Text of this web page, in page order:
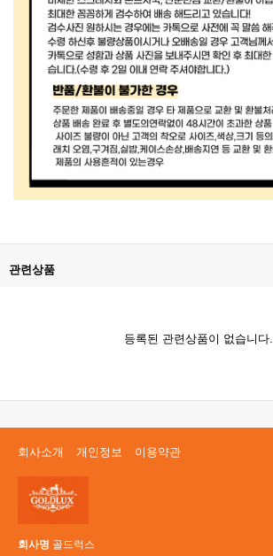
관련상품
등록된 관련상품이 없습니다.
회사소개 개인정보 이용약관
회사명 골드럭스